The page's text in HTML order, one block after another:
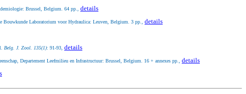
Brussel, Belgium. 64 pp., details
Bouwkunde Laboratorium voor Hydraulica: Leuven, Belgium. 3 pp., details
Belg. J. Zool. 135(1): 91-93, details
Departement Leefmilieu en Infrastructuur: Brussel, Belgium. 16 + annexes pp., details